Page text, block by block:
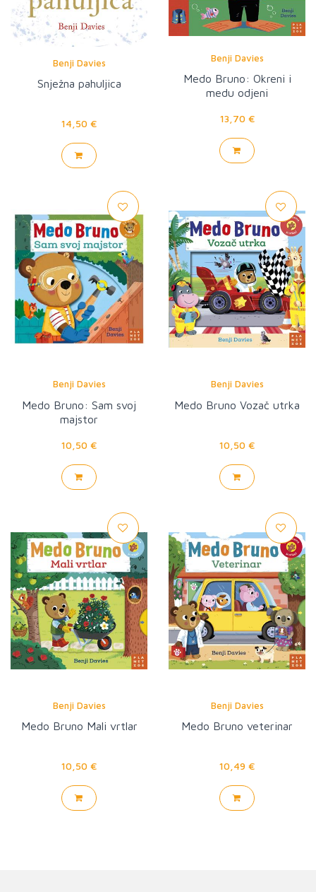
Benji Davies
Snježna pahuljica
14,50 €
Benji Davies
Medo Bruno: Okreni i
medu odjeni
13,70 €
Benji Davies
Medo Bruno: Sam svoj
majstor
10,50 €
Benji Davies
Medo Bruno Vozač utrka
10,50 €
Benji Davies
Medo Bruno Mali vrtlar
10,50 €
Benji Davies
Medo Bruno veterinar
10,49 €